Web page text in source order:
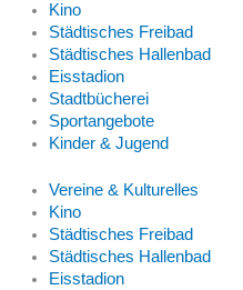
Kino
Städtisches Freibad
Städtisches Hallenbad
Eisstadion
Stadtbücherei
Sportangebote
Kinder & Jugend
Vereine & Kulturelles
Kino
Städtisches Freibad
Städtisches Hallenbad
Eisstadion